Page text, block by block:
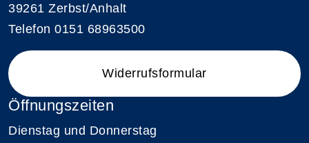
39261 Zerbst/Anhalt
Telefon 0151 68963500
Widerrufsformular
Öffnungszeiten
Dienstag und Donnerstag